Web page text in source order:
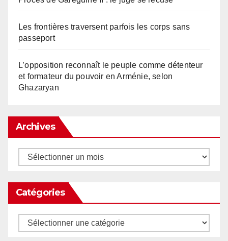
Les frontières traversent parfois les corps sans
passeport
L’opposition reconnaît le peuple comme détenteur
et formateur du pouvoir en Arménie, selon
Ghazaryan
Archives
Archives
Catégories
Catégories